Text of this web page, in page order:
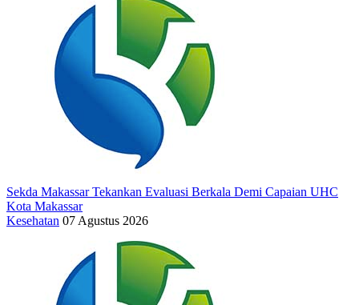
Sekda Makassar Tekankan Evaluasi Berkala Demi Capaian UHC
Kota Makassar
Kesehatan 07 Agustus 2026